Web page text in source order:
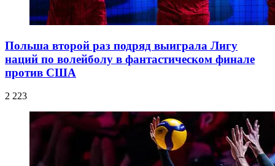
Польша второй раз подряд выиграла Лигу
наций по волейболу в фантастическом финале
против США
2 223